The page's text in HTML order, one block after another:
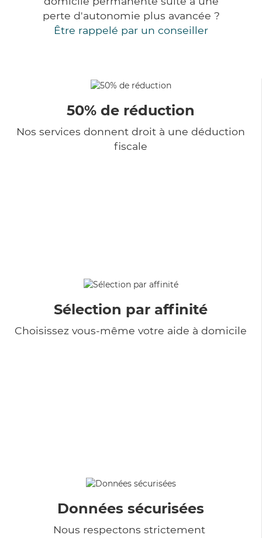
perte d'autonomie plus avancée ?
Être rappelé par un conseiller
50% de réduction
Nos services donnent droit à une déduction
fiscale
Sélection par affinité
Choisissez vous-même votre aide à domicile
Données sécurisées
Nous respectons strictement